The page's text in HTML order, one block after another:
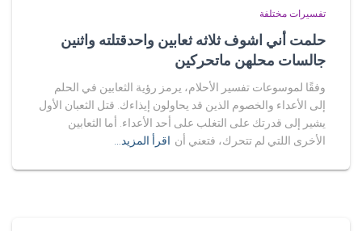
تفسيرات مختلفة
حلمت أني اشوف ثلاثه ثعابين واحدقتلته واثنين
جالسات محلهن ماتحركين
وفقًا لموسوعات تفسير الأحلام، يرمز رؤية الثعابين في الحلم
إلى الأعداء والخصوم الذين قد يحاولون إيذاءك. قتل الثعبان الأول
يشير إلى قدرتك على التغلب على أحد الأعداء. أما الثعابين
الأخرى اللتي لم تتحرك، فتعني أن اقرأ المزيد…